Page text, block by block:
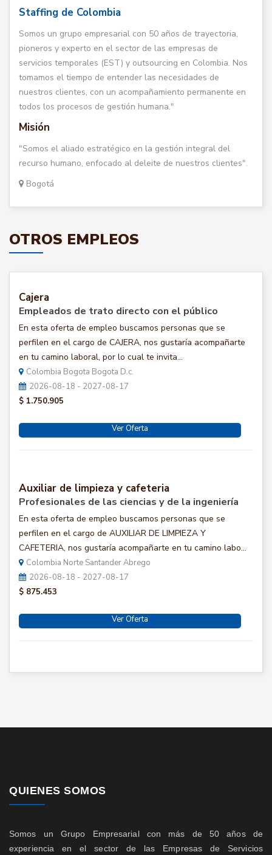
Staffing de Colombia
Somos un grupo empresarial con 50 años de trayectoria,
pioneros y experto en el sector de las empresas de
servicios temporales (EST) y outsourcing en Colombia. Nos
tomamos el tiempo de entender las necesidades de
nuestros clientes, con un acompañamiento permanente en
todos los procesos de gestión humana."
Misión
"Somos el aliado estratégico en la gestión integral del
recurso humano, enfocado al deleite de nuestros clientes".
Bogotá
OTROS EMPLEOS
Cajera
Empleados de trato directo con el público
En esta oferta de empleo buscamos personas que se
perfilen en el cargo de CAJERA, nos gustaría acompañarte
en tu camino laboral, por lo cual te invita...
Colombia Bogota Bogota D.c.
2026-08-18 - 2027-08-17
$ 1.750.905
Ver Oferta
Auxiliar de limpieza y cafeteria
Profesionales de las ciencias y de la ingeniería
En esta oferta de empleo buscamos personas que se
perfilen en el cargo de AUXILIAR DE LIMPIEZA Y
CAFETERIA, nos gustaría acompañarte en tu camino labo...
Colombia Norte Santander Abrego
2026-08-18 - 2027-08-17
$ 875.453
Ver Oferta
QUIENES SOMOS
Somos un Grupo Empresarial con más de 50 años de
experiencia en el sector de las Empresas de Servicios